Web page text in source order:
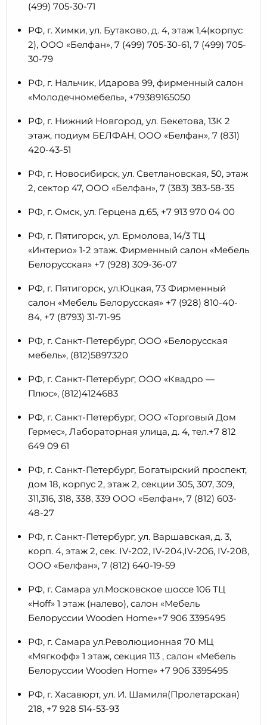
(499) 705-30-71
РФ, г. Химки, ул. Бутаково, д. 4, этаж 1,4(корпус
2), ООО «Белфан», 7 (499) 705-30-61, 7 (499) 705-
30-79
РФ, г. Нальчик, Идарова 99, фирменный салон
«Молодечномебель», +79389165050
РФ, г. Нижний Новгород, ул. Бекетова, 13К 2
этаж, подиум БЕЛФАН, ООО «Белфан», 7 (831)
420-43-51
РФ, г. Новосибирск, ул. Светлановская, 50, этаж
2, сектор 47, ООО «Белфан», 7 (383) 383-58-35
РФ, г. Омск, ул. Герцена д.65, +7 913 970 04 00
РФ, г. Пятигорск, ул. Ермолова, 14/3 ТЦ
«Интерио» 1-2 этаж. Фирменный салон «Мебель
Белорусская» +7 (928) 309-36-07
РФ, г. Пятигорск, ул.Юцкая, 73 Фирменный
салон «Мебель Белорусская» +7 (928) 810-40-
84, +7 (8793) 31-71-95
РФ, г. Санкт-Петербург, ООО «Белорусская
мебель», (812)5897320
РФ, г. Санкт-Петербург, ООО «Квадро —
Плюс», (812)4124683
РФ, г. Санкт-Петербург, ООО «Торговый Дом
Гермес», Лабораторная улица, д. 4, тел.+7 812
649 09 61
РФ, г. Санкт-Петербург, Богатырский проспект,
дом 18, корпус 2, этаж 2, секции 305, 307, 309,
311,316, 318, 338, 339 ООО «Белфан», 7 (812) 603-
48-27
РФ, г. Санкт-Петербург, ул. Варшавская, д. 3,
корп. 4, этаж 2, сек. IV-202, IV-204,IV-206, IV-208,
ООО «Белфан», 7 (812) 640-19-59
РФ, г. Самара ул.Московское шоссе 106 ТЦ
«Hoff» 1 этаж (налево), салон «Мебель
Белоруссии Wooden Home»+7 906 3395495
РФ, г. Самара ул.Революционная 70 МЦ
«Мягкофф» 1 этаж, секция 113 , салон «Мебель
Белоруссии Wooden Home» +7 906 3395495
РФ, г. Хасавюрт, ул. И. Шамиля(Пролетарская)
218, +7 928 514-53-93